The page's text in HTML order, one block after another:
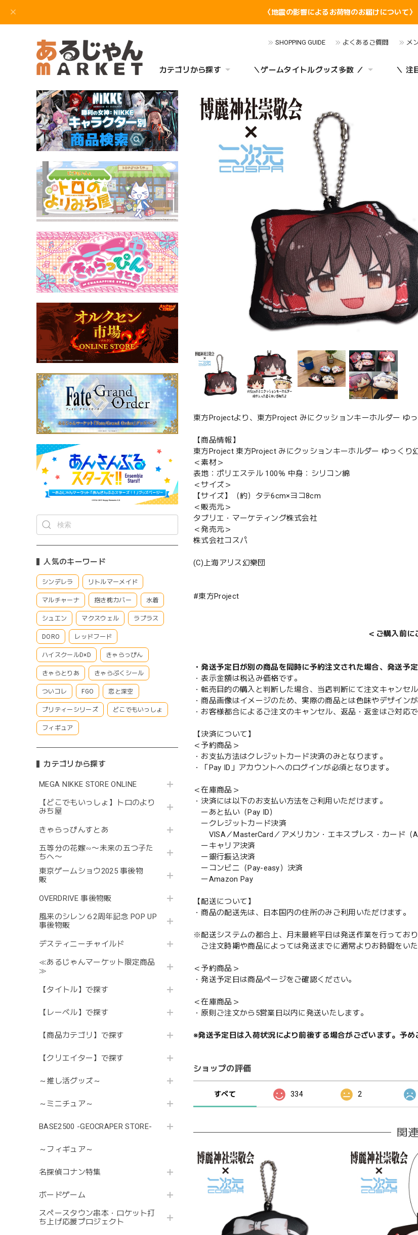
〈地震の影響によるお荷物のお届けについて〉
SHOPPING GUIDE よくあるご質問 メ
カテゴリから探す ＼ゲームタイトルグッズ多数 ／ ＼ 注
人気のキーワード
シンデレラ リトルマーメイド
マルチャーナ 抱き枕カバー 水着
シュエン マクスウェル ラプラス
DORO レッドフード
ハイスクールD×D きゃらっぴん
きゃらとりあ きゃらぷくシール
ついコレ FGO 恋と深空
プリティーシリーズ どこでもいっしょ
フィギュア
カテゴリから探す
MEGA NIKKE STORE ONLINE
【どこでもいっしょ】トロのより
みち屋
きゃらっぴんすとあ
五等分の花嫁∽〜未来の五つ子た
ちへ〜
東京ゲームショウ2025 事後物
販
OVERDRIVE 事後物販
風来のシレン６2周年記念 POP UP
事後物販
デスティニーチャイルド
≪あるじゃんマーケット限定商品
≫
【タイトル】で探す
【レーベル】で探す
【商品カテゴリ】で探す
【クリエイター】で探す
～推し活グッズ～
～ミニチュア～
BASE2500 -GEOCRAPER STORE-
～フィギュア～
名探偵コナン特集
ボードゲーム
スペースタウン串本・ロケット打
ち上げ応援プロジェクト
東方Projectより、東方Project みにクッションキーホルダー ゆ
【商品情報】
東方Project 東方Project みにクッションキーホルダー ゆっくり
＜素材＞
表地：ポリエステル 100％ 中身：シリコン綿
＜サイズ＞
【サイズ】（約）タテ6cm×ヨコ8cm
＜販売元＞
タブリエ・マーケティング株式会社
＜発売元＞
株式会社コスパ
(C)上海アリス幻樂団
#東方Project
＜ご購入前に
・発送予定日が別の商品を同時に予約注文された場合、発送予
・表示金額は税込み価格です。
・転売目的の購入と判断した場合、当店判断にて注文キャンセ
・商品画像はイメージのため、実際の商品とは色味やデザイン
・お客様都合によるご注文のキャンセル、返品・返金はご対応で
【決済について】
＜予約商品＞
・お支払方法はクレジットカード決済のみとなります。
・「Pay ID」アカウントへのログインが必須となります。
＜在庫商品＞
・決済には以下のお支払い方法をご利用いただけます。
ーあと払い（Pay ID）
ークレジットカード決済
VISA／MasterCard／アメリカン・エキスプレス・カード（
ーキャリア決済
ー銀行振込決済
ーコンビニ（Pay-easy）決済
ーAmazon Pay
【配送について】
・商品の配送先は、日本国内の住所のみご利用いただけます。
※配送システムの都合上、月末最終平日は発送作業を行っており
ご注文時期や商品によっては発送までに通常よりお時間をいた
＜予約商品＞
・発送予定日は商品ページをご確認ください。
＜在庫商品＞
・原則ご注文から5営業日以内に発送いたします。
※発送予定日は入荷状況により前後する場合がございます。予め
ショップの評価
すべて 334 2
関